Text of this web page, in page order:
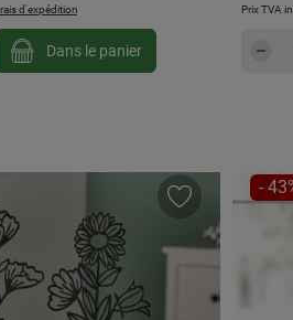
augmenter ou
ou utilisez les
d'expédition
produit : Entrez la
Dans le panier
Prix TVA
-